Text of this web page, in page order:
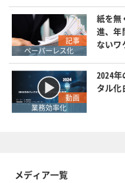
記事
ペーパーレス化
紙を無
進、年
ないワ
動画
業務効率化
2024
タル化
メディア一覧